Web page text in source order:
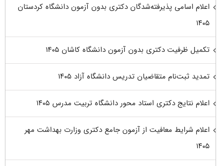
اعلام اسامی پذیرفته‌شدگان دکتری بدون آزمون دانشگاه کردستان
۱۴۰۵
تکمیل ظرفیت دکتری بدون آزمون دانشگاه کاشان ۱۴۰۵
تمدید ثبت‌نام متقاضیان تدریس دانشگاه آزاد ۱۴۰۵
اعلام نتایج دکتری استاد محور دانشگاه تربیت مدرس ۱۴۰۵
اعلام شرایط معافیت از آزمون جامع دکتری وزارت بهداشت مهر
۱۴۰۵